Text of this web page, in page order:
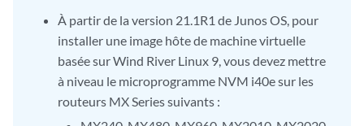
À partir de la version 21.1R1 de Junos OS, pour
installer une image hôte de machine virtuelle
basée sur Wind River Linux 9, vous devez mettre
à niveau le microprogramme NVM i40e sur les
routeurs MX Series suivants :